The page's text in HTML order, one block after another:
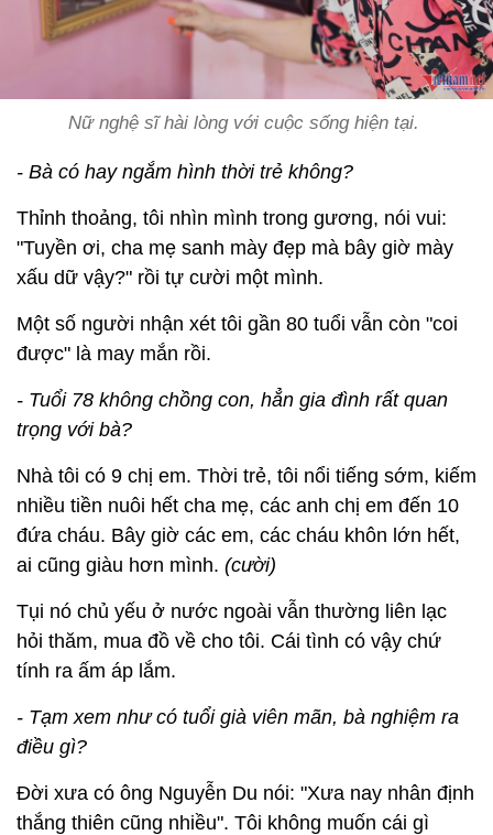
Nữ nghệ sĩ hài lòng với cuộc sống hiện tại.
- Bà có hay ngắm hình thời trẻ không?
Thỉnh thoảng, tôi nhìn mình trong gương, nói vui:
"Tuyền ơi, cha mẹ sanh mày đẹp mà bây giờ mày
xấu dữ vậy?" rồi tự cười một mình.
Một số người nhận xét tôi gần 80 tuổi vẫn còn "coi
được" là may mắn rồi.
- Tuổi 78 không chồng con, hẳn gia đình rất quan
trọng với bà?
Nhà tôi có 9 chị em. Thời trẻ, tôi nổi tiếng sớm, kiếm
nhiều tiền nuôi hết cha mẹ, các anh chị em đến 10
đứa cháu. Bây giờ các em, các cháu khôn lớn hết,
ai cũng giàu hơn mình. (cười)
Tụi nó chủ yếu ở nước ngoài vẫn thường liên lạc
hỏi thăm, mua đồ về cho tôi. Cái tình có vậy chứ
tính ra ấm áp lắm.
- Tạm xem như có tuổi già viên mãn, bà nghiệm ra
điều gì?
Đời xưa có ông Nguyễn Du nói: "Xưa nay nhân định
thắng thiên cũng nhiều". Tôi không muốn cái gì